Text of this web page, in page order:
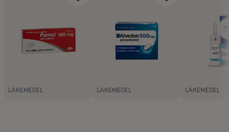
LÄKEMEDEL LÄKEMEDEL LÄKEMEDEL